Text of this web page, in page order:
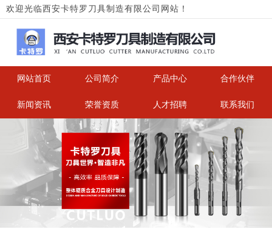
欢迎光临西安卡特罗刀具制造有限公司网站！
网站首页 公司简介 产品中心 合作伙伴
新闻资讯 荣誉资质 人才招聘 联系我们